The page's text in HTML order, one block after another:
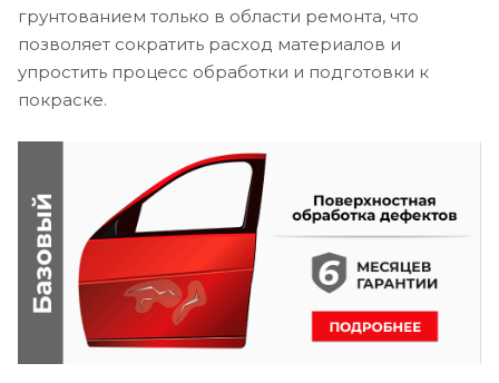
грунтованием только в области ремонта, что
позволяет сократить расход материалов и
упростить процесс обработки и подготовки к
покраске.